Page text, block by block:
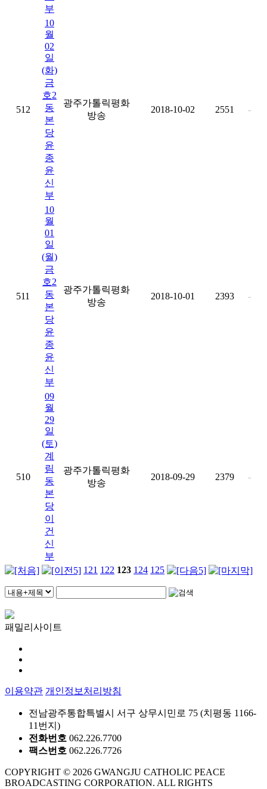
부
512
10
월
02
일
(화)
금
호2
동
본
당
윤
종
윤
신
부
광주가톨릭평화
방송
2018-10-02 2551 -
511
10
월
01
일
(월)
금
호2
동
본
당
윤
종
윤
신
부
광주가톨릭평화
방송
2018-10-01 2393 -
510
09
월
29
일
(토)
계
림
동
본
당
이
건
신
부
광주가톨릭평화
방송
2018-09-29 2379 -
121 122 123 124 125
패밀리사이트
이용약관 개인정보처리방침
전남광주통합특별시 서구 상무시민로 75 (치평동 1166-
11번지)
전화번호 062.226.7700
팩스번호 062.226.7726
COPYRIGHT © 2026 GWANGJU CATHOLIC PEACE
BROADCASTING CORPORATION. ALL RIGHTS